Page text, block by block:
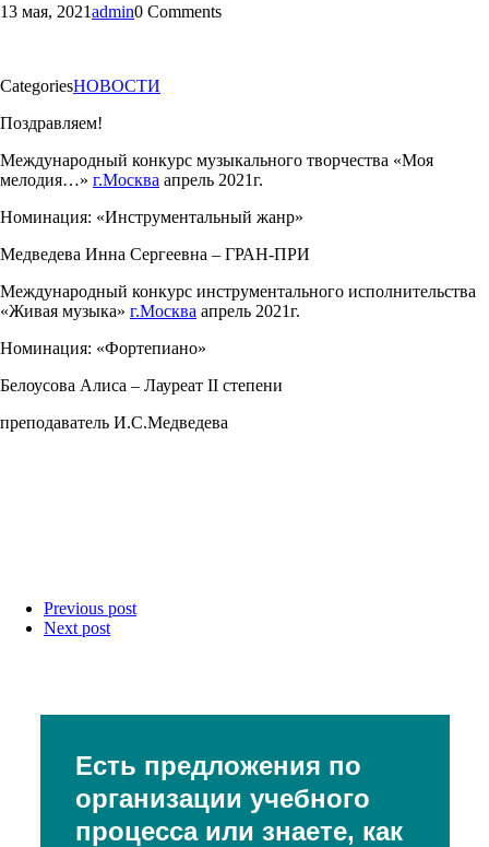
13 мая, 2021admin0 Comments
CategoriesНОВОСТИ
Поздравляем!
Международный конкурс музыкального творчества «Моя
мелодия…» г.Москва апрель 2021г.
Номинация: «Инструментальный жанр»
Медведева Инна Сергеевна – ГРАН-ПРИ
Международный конкурс инструментального исполнительства
«Живая музыка» г.Москва апрель 2021г.
Номинация: «Фортепиано»
Белоусова Алиса – Лауреат II степени
преподаватель И.С.Медведева
Previous post
Next post
Есть предложения по
организации учебного
процесса или знаете, как